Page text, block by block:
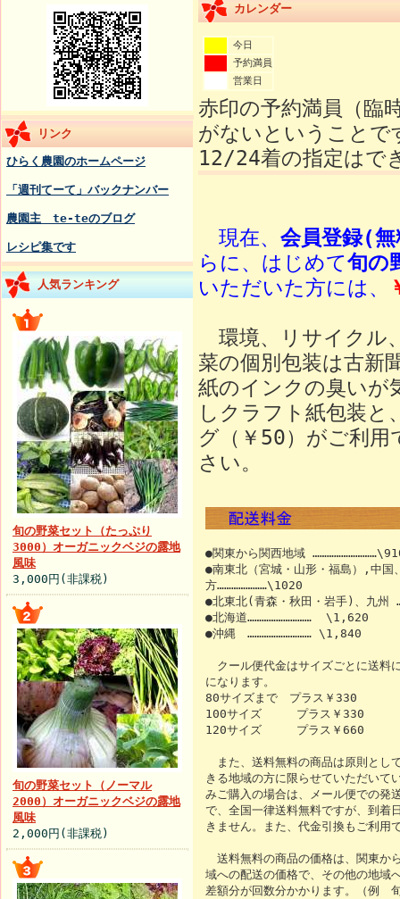
リンク
ひらく農園のホームページ
「週刊てーて」バックナンバー
農園主 te-teのブログ
レシピ集です
人気ランキング
旬の野菜セット（たっぷり
3000）オーガニックベジの露地
風味
3,000円(非課税)
旬の野菜セット（ノーマル
2000）オーガニックベジの露地
風味
2,000円(非課税)
カレンダー
今日
予約満員
営業日
赤印の予約満員（臨
がないということ
12/24着の指定はで
現在、 会員登録(無
らに、はじめて旬の
いただいた方には、
環境、リサイクル
菜の個別包装は古新
紙のインクの臭いが
しクラフト紙包装と
グ（￥50）がご利用
さい。
●関東から関西地域
●南東北（宮城・山形・福島）,中国
方…………………\1020
●北東北(青森・秋田・岩手)、九
●北海道……………………… \1,620
●沖縄 ……………………… \1,840
クール便代金はサイズごとに送料
になります。
80サイズまで プラス￥330
100サイズ プラス￥330
120サイズ プラス￥660
また、送料無料の商品は原則とし
きる地域の方に限らせていただいて
みご購入の場合は、メール便での発
で、全国一律送料無料ですが、到着
きません。また、代金引換もご利用
送料無料の商品の価格は、関東か
域への配送の価格で、その他の地域
差額分が回数分かかります。（例